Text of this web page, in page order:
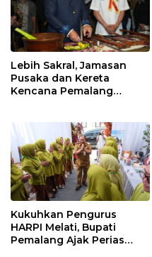
Lebih Sakral, Jamasan
Pusaka dan Kereta
Kencana Pemalang
Kukuhkan Pengurus
HARPI Melati, Bupati
Pemalang Ajak Perias